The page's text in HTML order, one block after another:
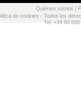
Quiénes somos
de cookies - Todos los
Tel: +34 93